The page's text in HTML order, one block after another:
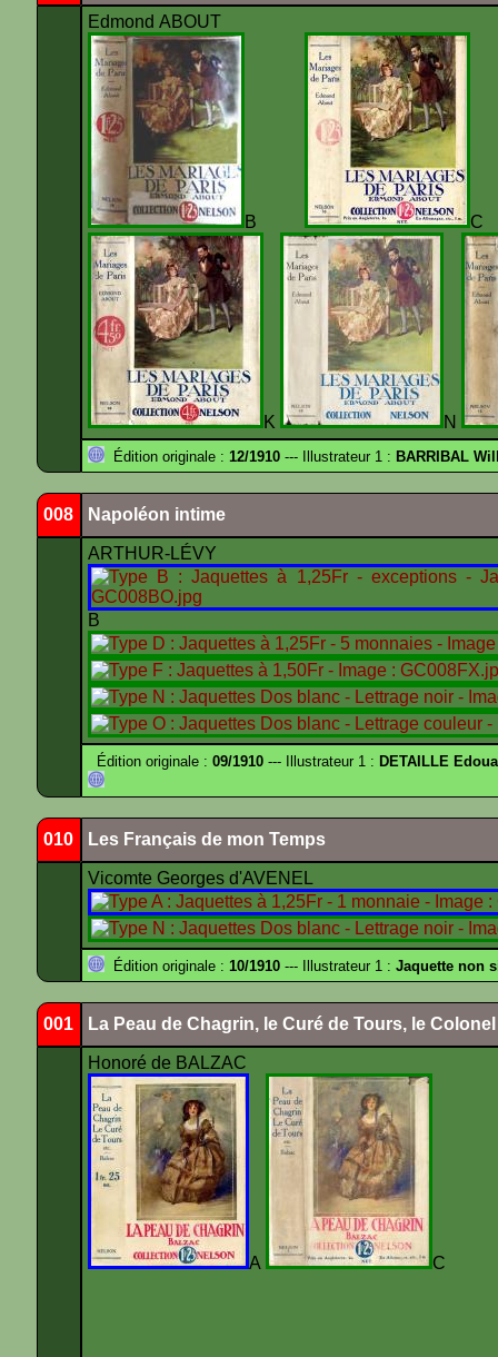
Edmond ABOUT
B
K N
Édition originale : 12/1910 --- Illustrateur 1 : BARRIBAL
008 Napoléon intime
ARTHUR-LÉVY
B
Édition originale : 09/1910 --- Illustrateur 1 : DETAILLE
010 Les Français de mon Temps
Vicomte Georges d'AVENEL
Édition originale : 10/1910 --- Illustrateur 1 : Jaquette non
001 La Peau de Chagrin, le Curé de Tours, le
Honoré de BALZAC
A C